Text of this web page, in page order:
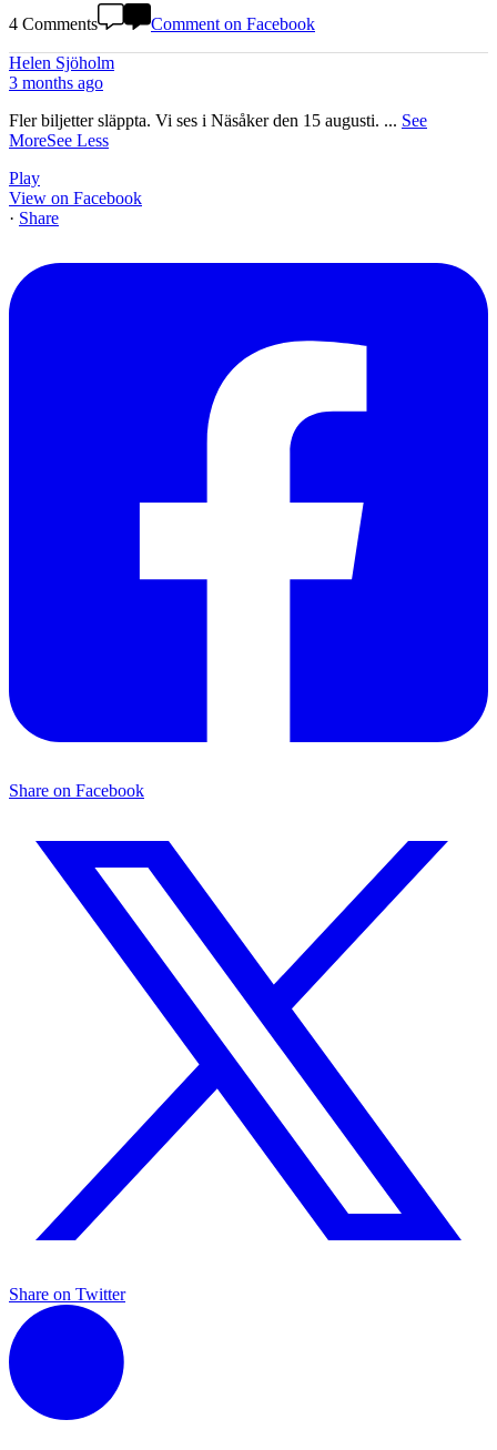
4 Comments Comment on Facebook
Helen Sjöholm
3 months ago
Fler biljetter släppta. Vi ses i Näsåker den 15 augusti. ... See
MoreSee Less
Play
View on Facebook
· Share
Share on Facebook
Share on Twitter